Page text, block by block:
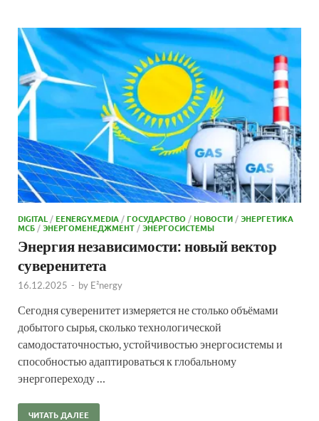
DIGITAL /EENERGY.MEDIA /ГОСУДАРСТВО /НОВОСТИ /ЭНЕРГЕТИКА
МСБ /ЭНЕРГОМЕНЕДЖМЕНТ /ЭНЕРГОСИСТЕМЫ
Энергия независимости: новый вектор
суверенитета
16.12.2025 - by E²nergy
Сегодня суверенитет измеряется не столько объёмами
добытого сырья, сколько технологической
самодостаточностью, устойчивостью энергосистемы и
способностью адаптироваться к глобальному
энергопереходу …
ЧИТАТЬ ДАЛЕЕ